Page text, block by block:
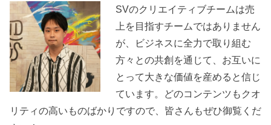
SVのクリエイティブチームは売
上を目指すチームではありません
が、ビジネスに全力で取り組む
方々との共創を通じて、お互いに
とって大きな価値を産めると信じ
ています。どのコンテンツもクオ
リティの高いものばかりですので、皆さんもぜひ御覧くだ